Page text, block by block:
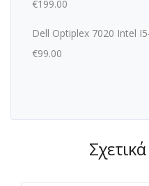
€199.00
Dell Optiplex 7020 Intel
€99.00